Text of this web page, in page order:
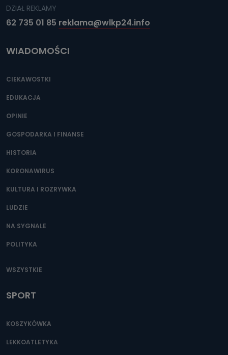
DZIAŁ REKLAMY
62 735 01 85 reklama@wlkp24.info
WIADOMOŚCI
CIEKAWOSTKI
EDUKACJA
OPINIE
GOSPODARKA I FINANSE
HISTORIA
KORONAWIRUS
KULTURA I ROZRYWKA
LUDZIE
NA SYGNALE
POLITYKA
WSZYSTKIE
SPORT
KOSZYKÓWKA
LEKKOATLETYKA